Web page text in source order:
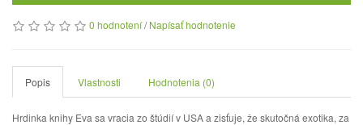
0 hodnotení/Napísať hodnotenie
Popis Vlastnosti Hodnotenia (0)
Hrdinka knihy Eva sa vracia zo štúdií v USA a zisťuje, že skutočná exotika, za